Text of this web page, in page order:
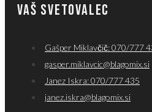
VAŠ SVETOVALEC
Gašper Miklavčič: 070/777
gasper.miklavcic@blagomix.si
Janez Iskra: 070/777 435
janez.iskra@blagomix.si